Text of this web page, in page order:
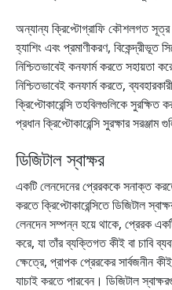
অন্যান্য ক্রিপ্টোগ্রাফি কৌশলগত সূত্র
হ্যাশিং এবং প্রমাণীকরণ, বিকেন্দ্রীভূত
নিশ্চিতভাবেই কনফার্ম করতে সহায়তা
নিশ্চিতভাবেই কনফার্ম করতে,
ক্রিপ্টোকারেন্সি তহবিলগুলিকে
প্রধান ক্রিপ্টোকারেন্সি সুরক্ষার সরঞ্জাম
ডিজিটাল স্বাক্ষর
একটি লেনদেনের প্রেরককে সনাক্ত
করতে ক্রিপ্টোকারেন্সিতে ডিজিটাল
লেনদেন সম্পন্ন হয়ে থাকে, প্রেরক
করে, যা তাঁর ব্যক্তিগত কীই বা চাবি
ক্ষেত্রে, প্রাপক প্রেরকের সার্বজনীন
যাচাই করতে পারবেন। ডিজিটাল